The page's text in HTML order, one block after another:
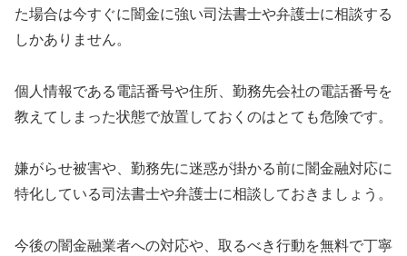
た場合は今すぐに闇金に強い司法書士や弁護士に相談する
しかありません。
個人情報である電話番号や住所、勤務先会社の電話番号を
教えてしまった状態で放置しておくのはとても危険です。
嫌がらせ被害や、勤務先に迷惑が掛かる前に闇金融対応に
特化している司法書士や弁護士に相談しておきましょう。
今後の闇金融業者への対応や、取るべき行動を無料で丁寧